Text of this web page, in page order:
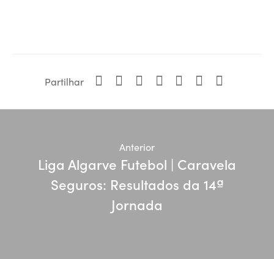
Partilhar
Anterior
Liga Algarve Futebol | Caravela
Seguros: Resultados da 14ª
Jornada